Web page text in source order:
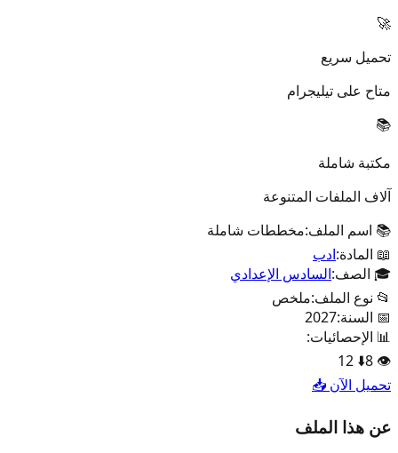
🚀
تحميل سريع
متاح على تيليجرام
📚
مكتبة شاملة
آلاف الملفات المتنوعة
📚 اسم الملف:مخططات شاملة
📖 المادة:ادب
🎓 الصف:السادس الإعدادي
📂 نوع الملف:ملخص
📅 السنة:2027
📊 الإحصائيات:
👁️
8
⬇️
12
تحميل الآن 📥
عن هذا الملف